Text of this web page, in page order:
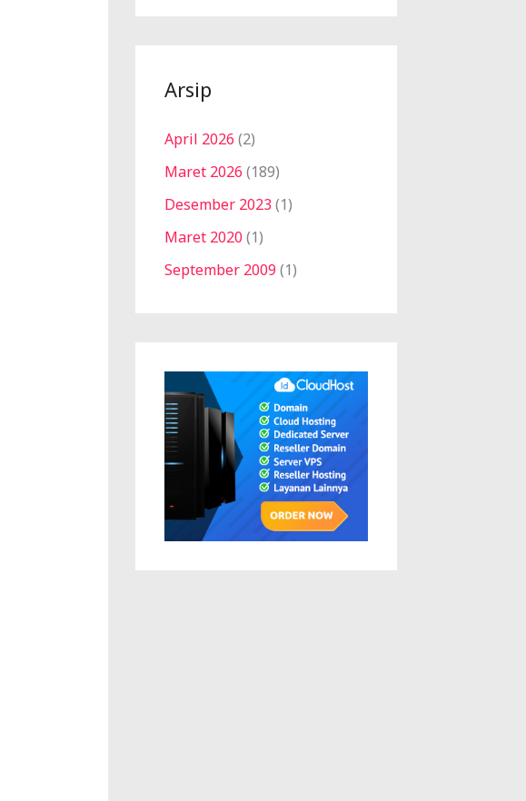
Arsip
April 2026 (2)
Maret 2026 (189)
Desember 2023 (1)
Maret 2020 (1)
September 2009 (1)